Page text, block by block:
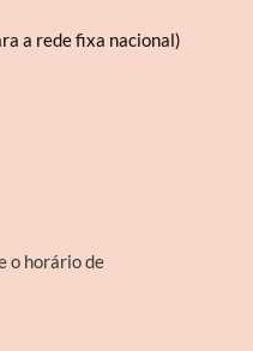
a rede fixa nacional)
o horário de